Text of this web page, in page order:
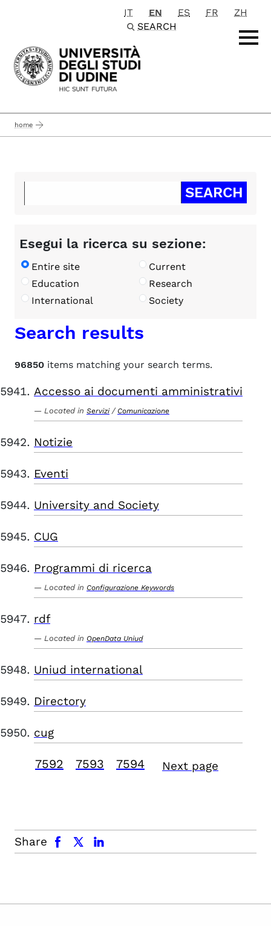
Passa al contenuto principale
IT EN ES FR
ZH
SEARCH
home
Esegui la ricerca su sezione:
Entire site
Current
Education
Research
International
Society
Search results
96850 items matching your search terms.
Accesso ai documenti amministrativi
Located in Servizi / Comunicazione
Notizie
Eventi
University and Society
CUG
Programmi di ricerca
Located in Configurazione Keywords
rdf
Located in OpenData Uniud
Uniud international
Directory
cug
7592 7593 7594 Next page
Share
facebook x.com linkedin